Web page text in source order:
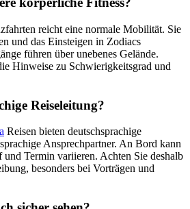
reicht eine normale Mobilität. Sie
und das Einsteigen in Zodiacs
führen über unebenes Gelände.
Hinweise zu Schwierigkeitsgrad und
Reiseleitung?
Reisen bieten deutschsprachige
Ansprechpartner. An Bord kann
und Termin variieren. Achten Sie deshalb
besonders bei Vorträgen und